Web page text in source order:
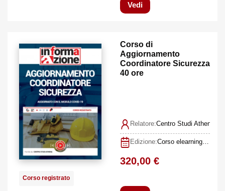
Vedi
Corso registrato
Corso di
Aggiornamento
Coordinatore Sicurezza
40 ore
Relatore:Centro Studi Athena
Edizione: Corso elearning (FAD Asincrona)
320,00 €